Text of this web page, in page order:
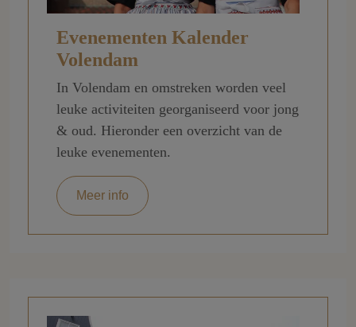
Evenementen Kalender
Volendam
In Volendam en omstreken worden veel
leuke activiteiten georganiseerd voor jong
& oud. Hieronder een overzicht van de
leuke evenementen.
Meer info